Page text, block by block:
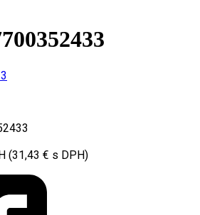
(31,43 € s DPH)